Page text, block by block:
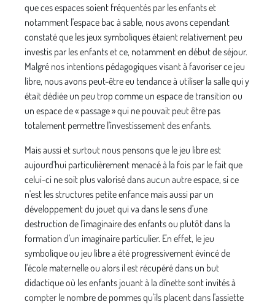
que ces espaces soient fréquentés par les enfants et
notamment l'espace bac à sable, nous avons cependant
constaté que les jeux symboliques étaient relativement peu
investis par les enfants et ce, notamment en début de séjour.
Malgré nos intentions pédagogiques visant à favoriser ce jeu
libre, nous avons peut-être eu tendance à utiliser la salle qui y
était dédiée un peu trop comme un espace de transi­tion ou
un espace de « passage » qui ne pouvait peut être pas
totalement permettre l'investissement des enfants.
Mais aussi et surtout nous pensons que le jeu libre est
aujourd'hui particulièrement menacé à la fois par le fait que
celui-ci ne soit plus valorisé dans aucun autre espace, si ce
n'est les structures petite enfance mais aussi par un
développement du jouet qui va dans le sens d'une
destruction de l'imaginaire des enfants ou plutôt dans la
formation d'un imaginaire particulier. En effet, le jeu
symbolique ou jeu libre a été progressive­ment évincé de
l'école maternelle ou alors il est récu­péré dans un but
didactique où les enfants jouant à la dînette sont invités à
compter le nombre de pommes qu'ils placent dans l'assiette